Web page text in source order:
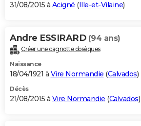
31/08/2015 à Acigné (Ille-et-Vilaine)
Andre ESSIRARD (94 ans)
Créer une cagnotte obsèques
Naissance
18/04/1921 à Vire Normandie (Calvados)
Décès
21/08/2015 à Vire Normandie (Calvados)